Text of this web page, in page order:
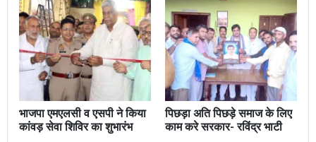
भाजपा एमएलसी व एसपी ने किया
कांवड़ सेवा शिविर का शुभारंभ
पिछड़ा अति पिछड़े समाज के लिए
काम करे सरकार- रविंद्र भाटी